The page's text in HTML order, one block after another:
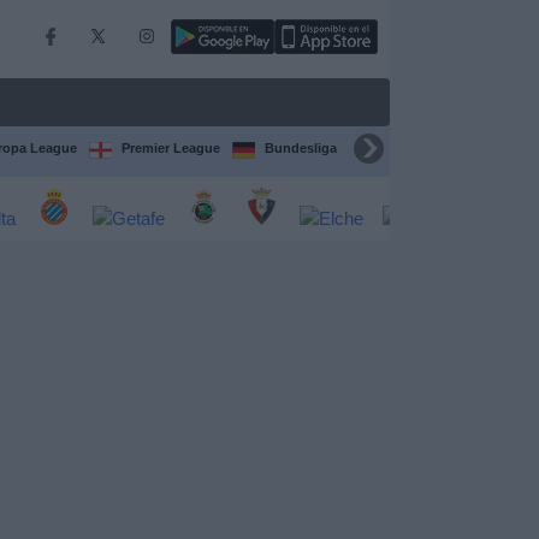
League Premier League Bundesliga Supercopa de España